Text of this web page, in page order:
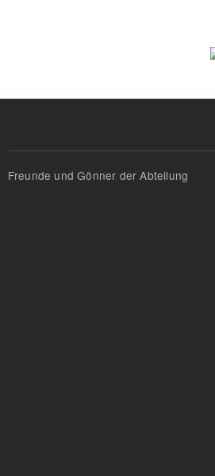
Freunde und Gönner der Abteilung